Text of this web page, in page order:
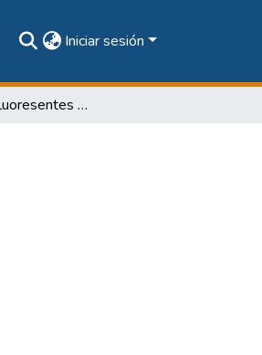
Iniciar sesión
Las lámparas fluoresentes compactas